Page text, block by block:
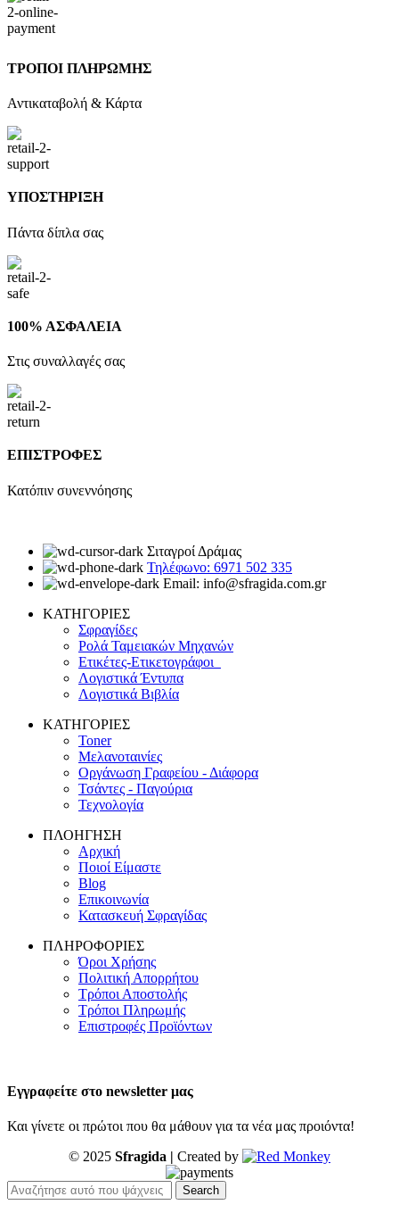
ΤΡΟΠΟΙ ΠΛΗΡΩΜΗΣ
Αντικαταβολή & Κάρτα
ΥΠΟΣΤΗΡΙΞΗ
Πάντα δίπλα σας
100% ΑΣΦΑΛΕΙΑ
Στις συναλλαγές σας
ΕΠΙΣΤΡΟΦΕΣ
Κατόπιν συνεννόησης
Σιταγροί Δράμας
Τηλέφωνο: 6971 502 335
Email: info@sfragida.com.gr
ΚΑΤΗΓΟΡΙΕΣ
Σφραγίδες
Ρολά Ταμειακών Μηχανών
Ετικέτες-Ετικετογράφοι
Λογιστικά Έντυπα
Λογιστικά Βιβλία
ΚΑΤΗΓΟΡΙΕΣ
Toner
Μελανοταινίες
Οργάνωση Γραφείου - Διάφορα
Τσάντες - Παγούρια
Τεχνολογία
ΠΛΟΗΓΗΣΗ
Αρχική
Ποιοί Είμαστε
Blog
Επικοινωνία
Κατασκευή Σφραγίδας
ΠΛΗΡΟΦΟΡΙΕΣ
Όροι Χρήσης
Πολιτική Απορρήτου
Τρόποι Αποστολής
Τρόποι Πληρωμής
Επιστροφές Προϊόντων
Εγγραφείτε στο newsletter μας
Και γίνετε οι πρώτοι που θα μάθουν για τα νέα μας προιόντα!
© 2025 Sfragida | Created by
Search